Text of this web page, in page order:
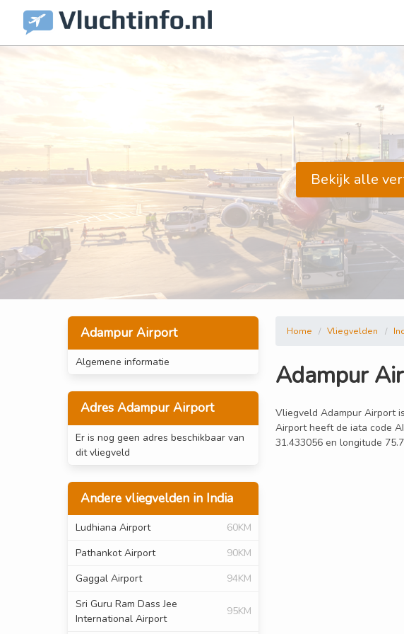
Bekijk alle
Adampur Airport
Algemene informatie
Adres Adampur Airport
Er is nog geen adres beschikbaar van
dit vliegveld
Andere vliegvelden in India
Ludhiana Airport
60KM
Pathankot Airport
90KM
Gaggal Airport
94KM
Sri Guru Ram Dass Jee
International Airport
95KM
Home Vliegvelden
Adampur
Vliegveld Adampur Airport
Airport heeft de iata code
31.433056 en longitude